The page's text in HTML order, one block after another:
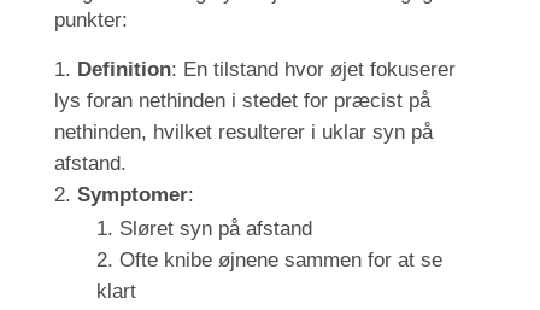
punkter:
Definition: En tilstand hvor øjet fokuserer
lys foran nethinden i stedet for præcist på
nethinden, hvilket resulterer i uklar syn på
afstand.
Symptomer:
Sløret syn på afstand
Ofte knibe øjnene sammen for at se
klart